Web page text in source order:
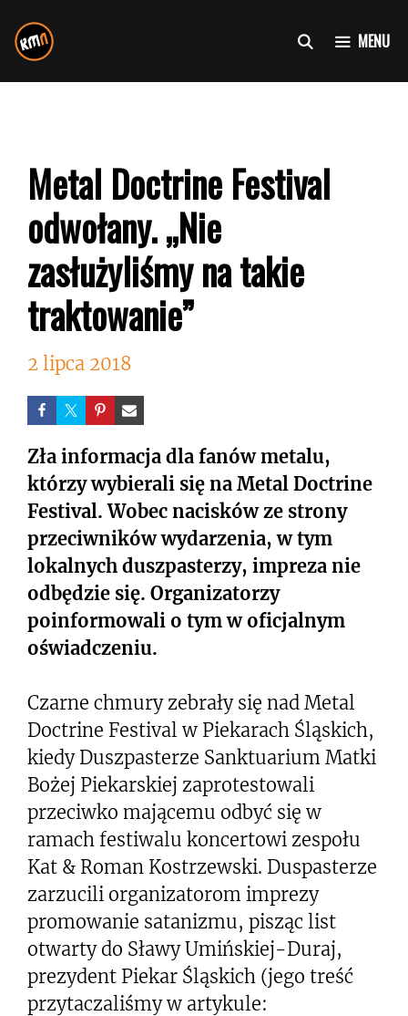
do
treści
MENU
Metal Doctrine Festival
odwołany. „Nie
zasłużyliśmy na takie
traktowanie”
2 lipca 2018
Zła informacja dla fanów metalu,
którzy wybierali się na Metal Doctrine
Festival. Wobec nacisków ze strony
przeciwników wydarzenia, w tym
lokalnych duszpasterzy, impreza nie
odbędzie się. Organizatorzy
poinformowali o tym w oficjalnym
oświadczeniu.
Czarne chmury zebrały się nad Metal
Doctrine Festival w Piekarach Śląskich,
kiedy Duszpasterze Sanktuarium Matki
Bożej Piekarskiej zaprotestowali
przeciwko mającemu odbyć się w
ramach festiwalu koncertowi zespołu
Kat & Roman Kostrzewski. Duspasterze
zarzucili organizatorom imprezy
promowanie satanizmu, pisząc list
otwarty do Sławy Umińskiej-Duraj,
prezydent Piekar Śląskich (jego treść
przytaczaliśmy w artykule: